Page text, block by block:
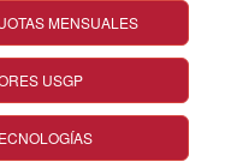
MENSUALES
USGP